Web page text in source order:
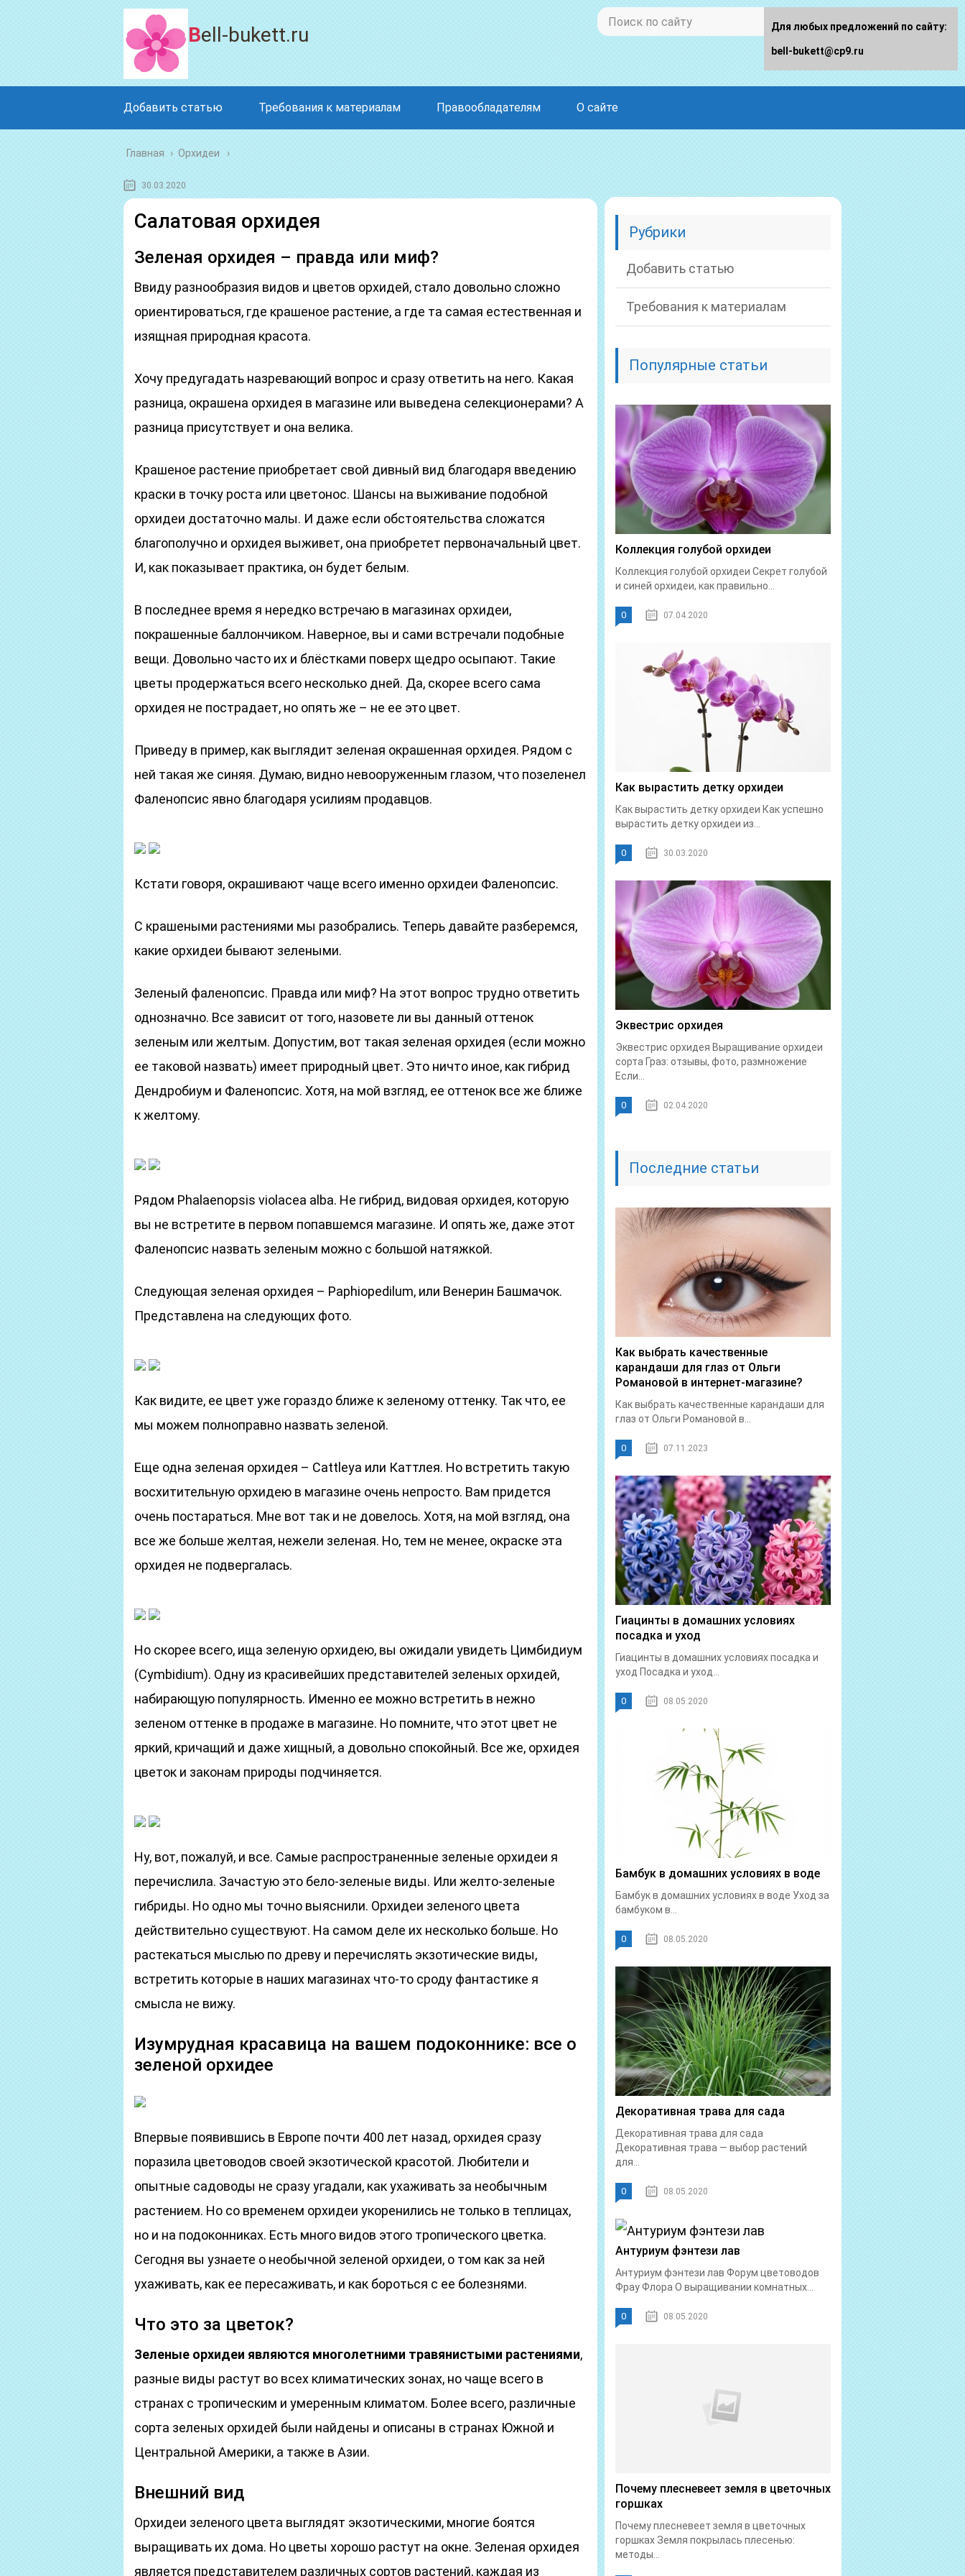
Bell-bukett.ru
Добавить статью Требования к материалам Правообладателям О сайте
Главная › Орхидеи
30.03.2020
Салатовая орхидея
Зеленая орхидея – правда или миф?
Ввиду разнообразия видов и цветов орхидей, стало довольно сложно
ориентироваться, где крашеное растение, а где та самая естественная и
изящная природная красота.
Хочу предугадать назревающий вопрос и сразу ответить на него. Какая
разница, окрашена орхидея в магазине или выведена селекционерами? А
разница присутствует и она велика.
Крашеное растение приобретает свой дивный вид благодаря введению
краски в точку роста или цветонос. Шансы на выживание подобной
орхидеи достаточно малы. И даже если обстоятельства сложатся
благополучно и орхидея выживет, она приобретет первоначальный цвет.
И, как показывает практика, он будет белым.
В последнее время я нередко встречаю в магазинах орхидеи,
покрашенные баллончиком. Наверное, вы и сами встречали подобные
вещи. Довольно часто их и блёстками поверх щедро осыпают. Такие
цветы продержаться всего несколько дней. Да, скорее всего сама
орхидея не пострадает, но опять же – не ее это цвет.
Приведу в пример, как выглядит зеленая окрашенная орхидея. Рядом с
ней такая же синяя. Думаю, видно невооруженным глазом, что позеленел
Фаленопсис явно благодаря усилиям продавцов.
Кстати говоря, окрашивают чаще всего именно орхидеи Фаленопсис.
С крашеными растениями мы разобрались. Теперь давайте разберемся,
какие орхидеи бывают зелеными.
Зеленый фаленопсис. Правда или миф? На этот вопрос трудно ответить
однозначно. Все зависит от того, назовете ли вы данный оттенок
зеленым или желтым. Допустим, вот такая зеленая орхидея (если можно
ее таковой назвать) имеет природный цвет. Это ничто иное, как гибрид
Дендробиум и Фаленопсис. Хотя, на мой взгляд, ее оттенок все же ближе
к желтому.
Рядом Phalaenopsis violacea alba. Не гибрид, видовая орхидея, которую
вы не встретите в первом попавшемся магазине. И опять же, даже этот
Фаленопсис назвать зеленым можно с большой натяжкой.
Следующая зеленая орхидея – Paphiopedilum, или Венерин Башмачок.
Представлена на следующих фото.
Как видите, ее цвет уже гораздо ближе к зеленому оттенку. Так что, ее
мы можем полноправно назвать зеленой.
Еще одна зеленая орхидея – Cattleya или Каттлея. Но встретить такую
восхитительную орхидею в магазине очень непросто. Вам придется
очень постараться. Мне вот так и не довелось. Хотя, на мой взгляд, она
все же больше желтая, нежели зеленая. Но, тем не менее, окраске эта
орхидея не подвергалась.
Но скорее всего, ища зеленую орхидею, вы ожидали увидеть Цимбидиум
(Cymbidium). Одну из красивейших представителей зеленых орхидей,
набирающую популярность. Именно ее можно встретить в нежно
зеленом оттенке в продаже в магазине. Но помните, что этот цвет не
яркий, кричащий и даже хищный, а довольно спокойный. Все же, орхидея
цветок и законам природы подчиняется.
Ну, вот, пожалуй, и все. Самые распространенные зеленые орхидеи я
перечислила. Зачастую это бело-зеленые виды. Или желто-зеленые
гибриды. Но одно мы точно выяснили. Орхидеи зеленого цвета
действительно существуют. На самом деле их несколько больше. Но
растекаться мыслью по древу и перечислять экзотические виды,
встретить которые в наших магазинах что-то сроду фантастике я
смысла не вижу.
Изумрудная красавица на вашем подоконнике: все о
зеленой орхидее
Впервые появившись в Европе почти 400 лет назад, орхидея сразу
поразила цветоводов своей экзотической красотой. Любители и
опытные садоводы не сразу угадали, как ухаживать за необычным
растением. Но со временем орхидеи укоренились не только в теплицах,
но и на подоконниках. Есть много видов этого тропического цветка.
Сегодня вы узнаете о необычной зеленой орхидеи, о том как за ней
ухаживать, как ее пересаживать, и как бороться с ее болезнями.
Что это за цветок?
Зеленые орхидеи являются многолетними травянистыми растениями,
разные виды растут во всех климатических зонах, но чаще всего в
странах с тропическим и умеренным климатом. Более всего, различные
сорта зеленых орхидей были найдены и описаны в странах Южной и
Центральной Америки, а также в Азии.
Внешний вид
Орхидеи зеленого цвета выглядят экзотическими, многие боятся
выращивать их дома. Но цветы хорошо растут на окне. Зеленая орхидея
является представителем различных сортов растений, каждая из
Рубрики
Добавить статью
Требования к материалам
Популярные статьи
Коллекция голубой орхидеи
Коллекция голубой орхидеи Секрет голубой
и синей орхидеи, как правильно...
0 07.04.2020
Как вырастить детку орхидеи
Как вырастить детку орхидеи Как успешно
вырастить детку орхидеи из...
0 30.03.2020
Эквестрис орхидея
Эквестрис орхидея Выращивание орхидеи
сорта Граз: отзывы, фото, размножение
Если...
0 02.04.2020
Последние статьи
Как выбрать качественные
карандаши для глаз от Ольги
Романовой в интернет-магазине?
Как выбрать качественные карандаши для
глаз от Ольги Романовой в...
0 07.11.2023
Гиацинты в домашних условиях
посадка и уход
Гиацинты в домашних условиях посадка и
уход Посадка и уход...
0 08.05.2020
Бамбук в домашних условиях в воде
Бамбук в домашних условиях в воде Уход за
бамбуком в...
0 08.05.2020
Декоративная трава для сада
Декоративная трава для сада
Декоративная трава — выбор растений
для...
0 08.05.2020
Антуриум фэнтези лав
Антуриум фэнтези лав Форум цветоводов
Фрау Флора О выращивании комнатных...
0 08.05.2020
Почему плесневеет земля в цветочных
горшках
Почему плесневеет земля в цветочных
горшках Земля покрылась плесенью:
методы...
Для любых предложений по сайту:
bell-bukett@cp9.ru